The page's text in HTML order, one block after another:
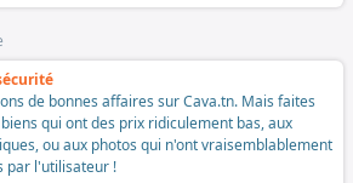
de bonnes affaires sur Cava.tn. Mais faites
qui ont des prix ridiculement bas, aux
ou aux photos qui n'ont vraisemblablement
par l'utilisateur !